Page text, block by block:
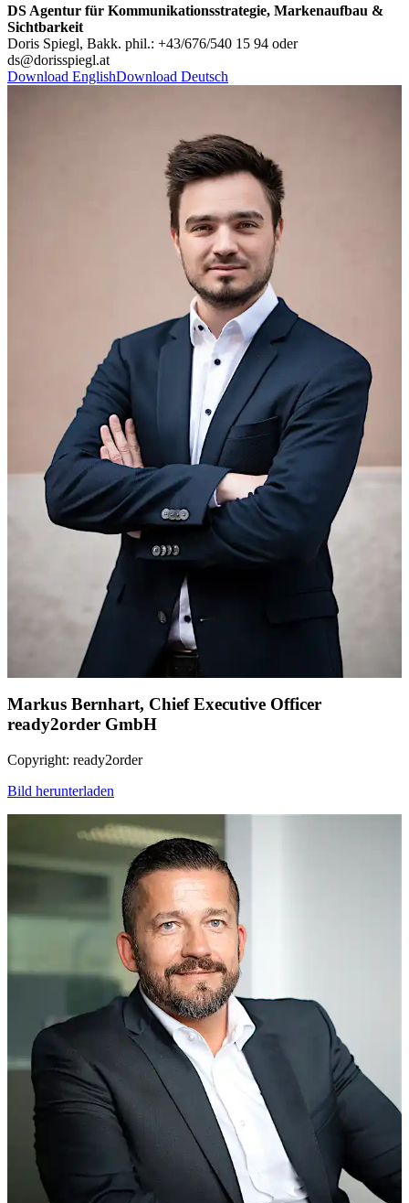
DS Agentur für Kommunikationsstrategie, Markenaufbau &
Sichtbarkeit
Doris Spiegl, Bakk. phil.: +43/676/540 15 94 oder
ds@dorisspiegl.at
Download EnglishDownload Deutsch
Markus Bernhart, Chief Executive Officer
ready2order GmbH
Copyright: ready2order
Bild herunterladen